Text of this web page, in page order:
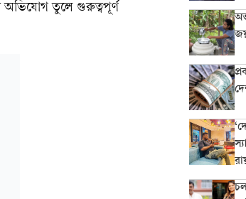
অভিযোগ তুলে গুরুত্বপূর্ণ